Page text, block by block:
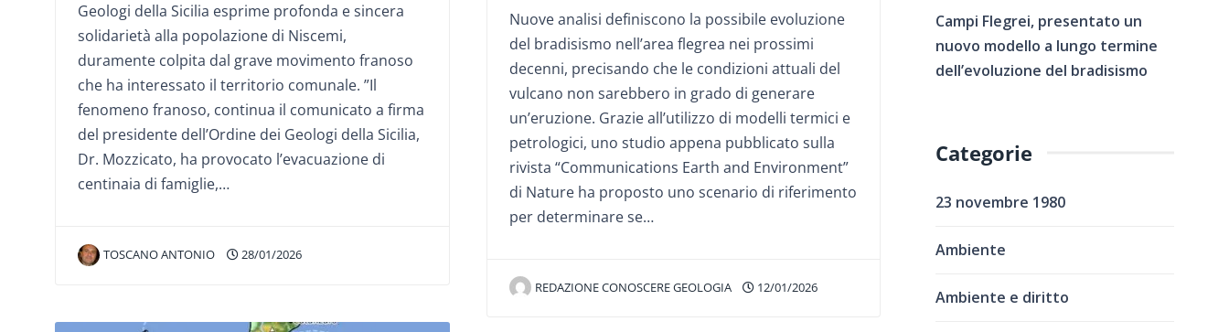
Geologi della Sicilia esprime profonda e sincera
solidarietà alla popolazione di Niscemi,
duramente colpita dal grave movimento franoso
che ha interessato il territorio comunale. ”Il
fenomeno franoso, continua il comunicato a firma
del presidente dell’Ordine dei Geologi della Sicilia,
Dr. Mozzicato, ha provocato l’evacuazione di
centinaia di famiglie,…
TOSCANO ANTONIO 28/01/2026
Nuove analisi definiscono la possibile evoluzione
del bradisismo nell’area flegrea nei prossimi
decenni, precisando che le condizioni attuali del
vulcano non sarebbero in grado di generare
un’eruzione. Grazie all’utilizzo di modelli termici e
petrologici, uno studio appena pubblicato sulla
rivista “Communications Earth and Environment”
di Nature ha proposto uno scenario di riferimento
per determinare se…
REDAZIONE CONOSCERE GEOLOGIA 12/01/2026
Campi Flegrei, presentato un
nuovo modello a lungo termine
dell’evoluzione del bradisismo
Categorie
23 novembre 1980
Ambiente
Ambiente e diritto